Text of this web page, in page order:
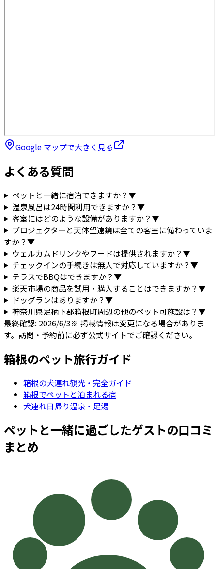
Google マップで大きく見る
よくある質問
ペットと一緒に宿泊できますか？▼
温泉風呂は24時間利用できますか？▼
客室にはどのような設備がありますか？▼
プロジェクターと天体望遠鏡は全ての客室に備わっていま
すか？▼
ウェルカムドリンクやフードは提供されますか？▼
チェックインの手続きは無人で対応していますか？▼
テラスでBBQはできますか？▼
楽天市場の商品を試用・購入することはできますか？▼
ドッグランはありますか？▼
神奈川県足柄下郡箱根町周辺の他のペット可施設は？▼
最終確認: 2026/6/3※ 掲載情報は変更になる場合がありま
す。訪問・予約前に必ず公式サイトでご確認ください。
箱根のペット旅行ガイド
箱根の犬連れ観光・完全ガイド
箱根でペットと泊まれる宿
犬連れ日帰り温泉・足湯
ペットと一緒に過ごしたゲストの口コミ
まとめ